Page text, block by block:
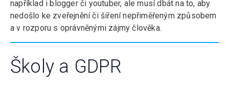
například i blogger či youtuber, ale musí dbát na to, aby
nedošlo ke zveřejnění či šíření nepřiměřeným způsobem
a v rozporu s oprávněnými zájmy člověka.
Školy a GDPR